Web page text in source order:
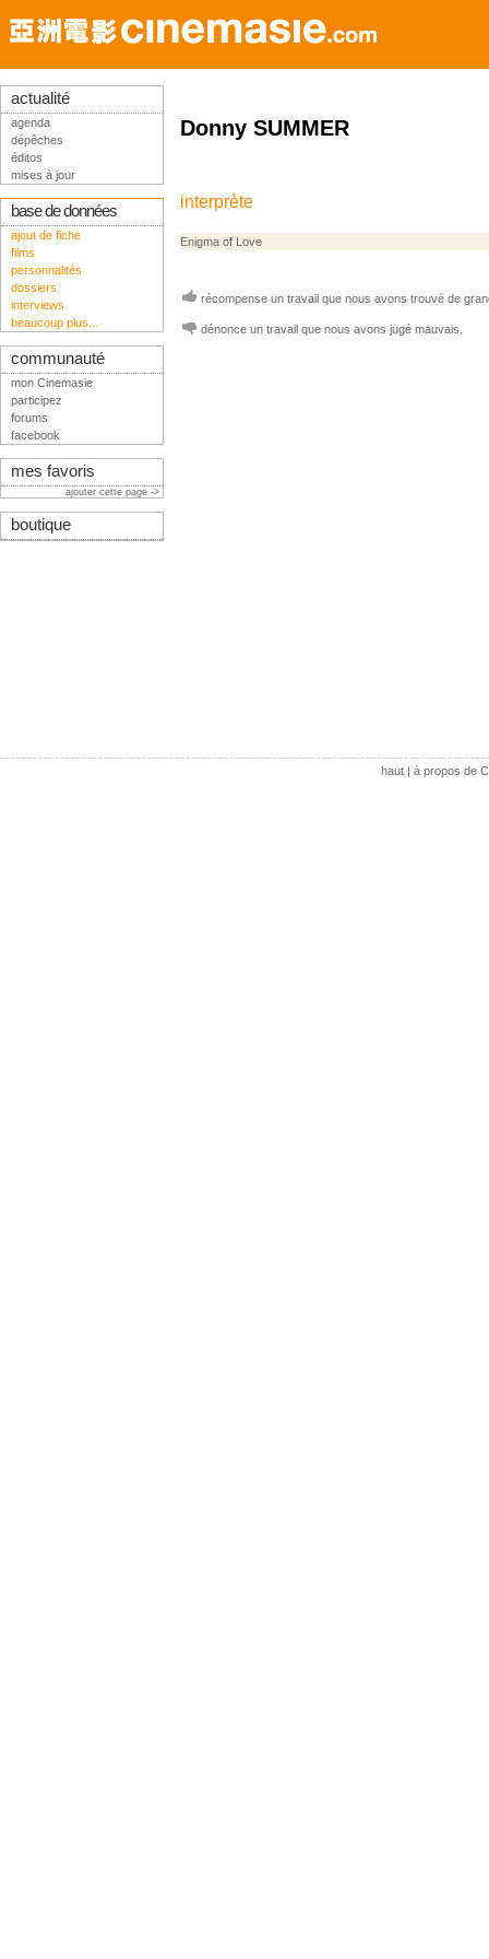
Donny SUMMER
interprète
Enigma of Love
récompense un travail que nous avons trouvé de
dénonce un travail que nous avons jugé mauvais.
actualité
agenda
dépêches
éditos
mises à jour
base de données
ajout de fiche
films
personnalités
dossiers
interviews
beaucoup plus...
communauté
mon Cinemasie
participez
forums
facebook
mes favoris
ajouter cette page ->
boutique
haut| à propos de